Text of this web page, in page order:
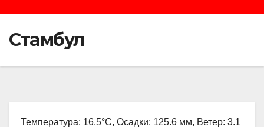
Стамбул
Температура: 16.5°C, Осадки: 125.6 мм, Ветер: 3.1